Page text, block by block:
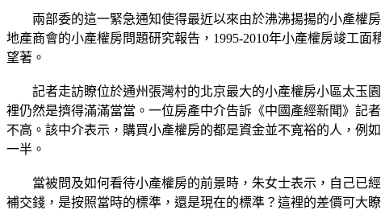
兩部委的這一緊急通知使得最近以來由於沸沸揚揚的小產權房
地產商會的小產權房問題研究報告，1995-2010年小產權房竣工
望著。
記者走訪瞭位於通州張灣村的北京最大的小產權房小區太玉園
裡仍然是擠得滿滿當當。一位房產中介告訴《中國產經新聞》記
不高。該中介表示，購買小產權房的都是資金並不寬裕的人，例
一半。
當被問及如何看待小產權房的前景時，朱女士表示，自己已經
補交錢，是按照當時的標準，還是現在的標準？這裡的差價可大